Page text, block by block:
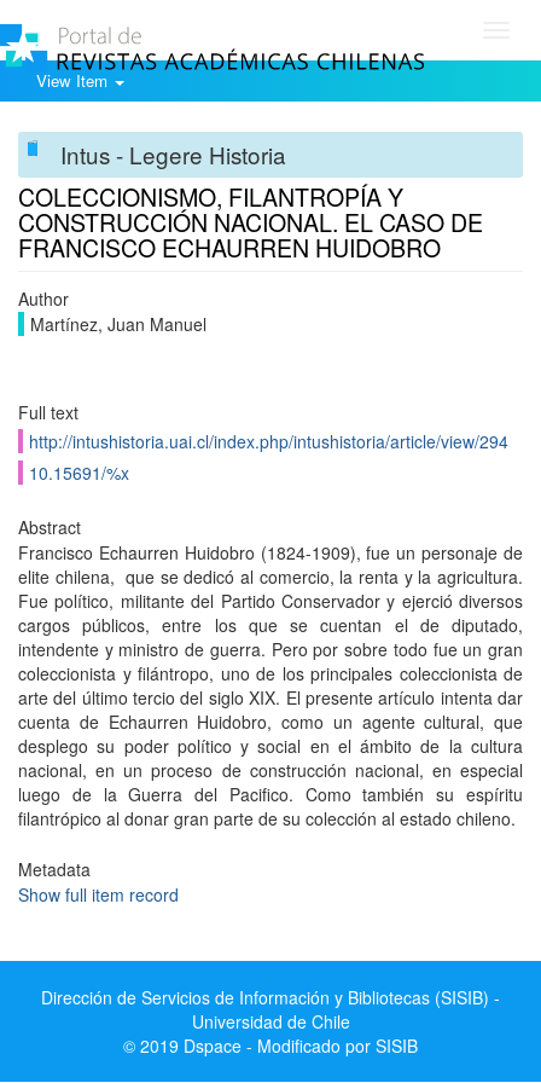
View Item
Intus - Legere Historia
COLECCIONISMO, FILANTROPÍA Y
CONSTRUCCIÓN NACIONAL. EL CASO DE
FRANCISCO ECHAURREN HUIDOBRO
Author
Martínez, Juan Manuel
Full text
http://intushistoria.uai.cl/index.php/intushistoria/article/view/294
10.15691/%x
Abstract
Francisco Echaurren Huidobro (1824-1909), fue un personaje de
elite chilena, que se dedicó al comercio, la renta y la agricultura.
Fue político, militante del Partido Conservador y ejerció diversos
cargos públicos, entre los que se cuentan el de diputado,
intendente y ministro de guerra. Pero por sobre todo fue un gran
coleccionista y filántropo, uno de los principales coleccionista de
arte del último tercio del siglo XIX. El presente artículo intenta dar
cuenta de Echaurren Huidobro, como un agente cultural, que
desplego su poder político y social en el ámbito de la cultura
nacional, en un proceso de construcción nacional, en especial
luego de la Guerra del Pacifico. Como también su espíritu
filantrópico al donar gran parte de su colección al estado chileno.
Metadata
Show full item record
Dirección de Servicios de Información y Bibliotecas (SISIB) -
Universidad de Chile
© 2019 Dspace - Modificado por SISIB